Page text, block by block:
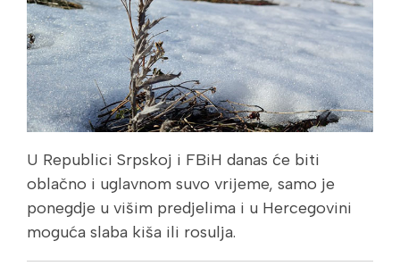
U Republici Srpskoj i FBiH danas će biti
oblačno i uglavnom suvo vrijeme, samo je
ponegdje u višim predjelima i u Hercegovini
moguća slaba kiša ili rosulja.